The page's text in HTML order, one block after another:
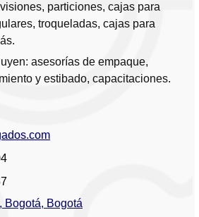
particiones, cajas para
troqueladas, cajas para
asesorías de empaque,
y estibado, capacitaciones.
Bogotá, Bogotá